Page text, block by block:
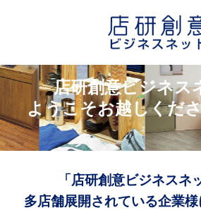
店研創意ビジネス
ようこそお越しくだ
「店研創意ビジネスネ
多店舗展開されている企業